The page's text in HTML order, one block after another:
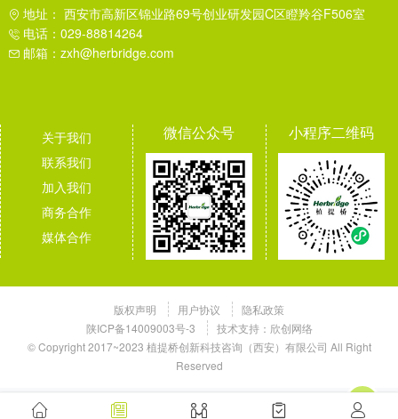
地址： 西安市高新区锦业路69号创业研发园C区瞪羚谷F506室
电话：029-88814264
邮箱：zxh@herbridge.com
关于我们
联系我们
加入我们
商务合作
媒体合作
微信公众号 小程序二维码
版权声明 用户协议
隐私政策
陕ICP备14009003号-3
技术支持： 欣创网络
© Copyright 2017~2023 植提桥创新科技咨询（西安）有限公司 All Right
Reserved